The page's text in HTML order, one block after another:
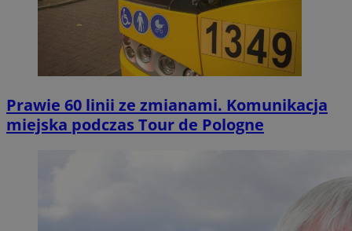
Prawie 60 linii ze zmianami. Komunikacja
miejska podczas Tour de Pologne